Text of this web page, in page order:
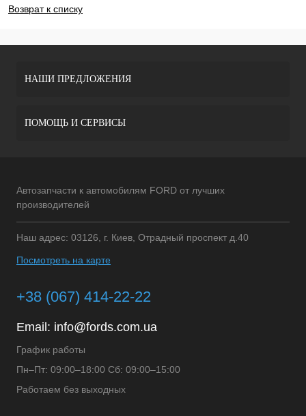
Возврат к списку
НАШИ ПРЕДЛОЖЕНИЯ
ПОМОЩЬ И СЕРВИСЫ
Автозапчасти к автомобилям FORD от лучших
производителей
Наш адрес: 03126, г. Киев, Отрадный проспект д.40
Посмотреть на карте
+38 (067) 414-22-22
Email: info@fords.com.ua
График работы
Пн–Пт: 09:00–18:00 Сб: 09:00–15:00
Работаем без выходных